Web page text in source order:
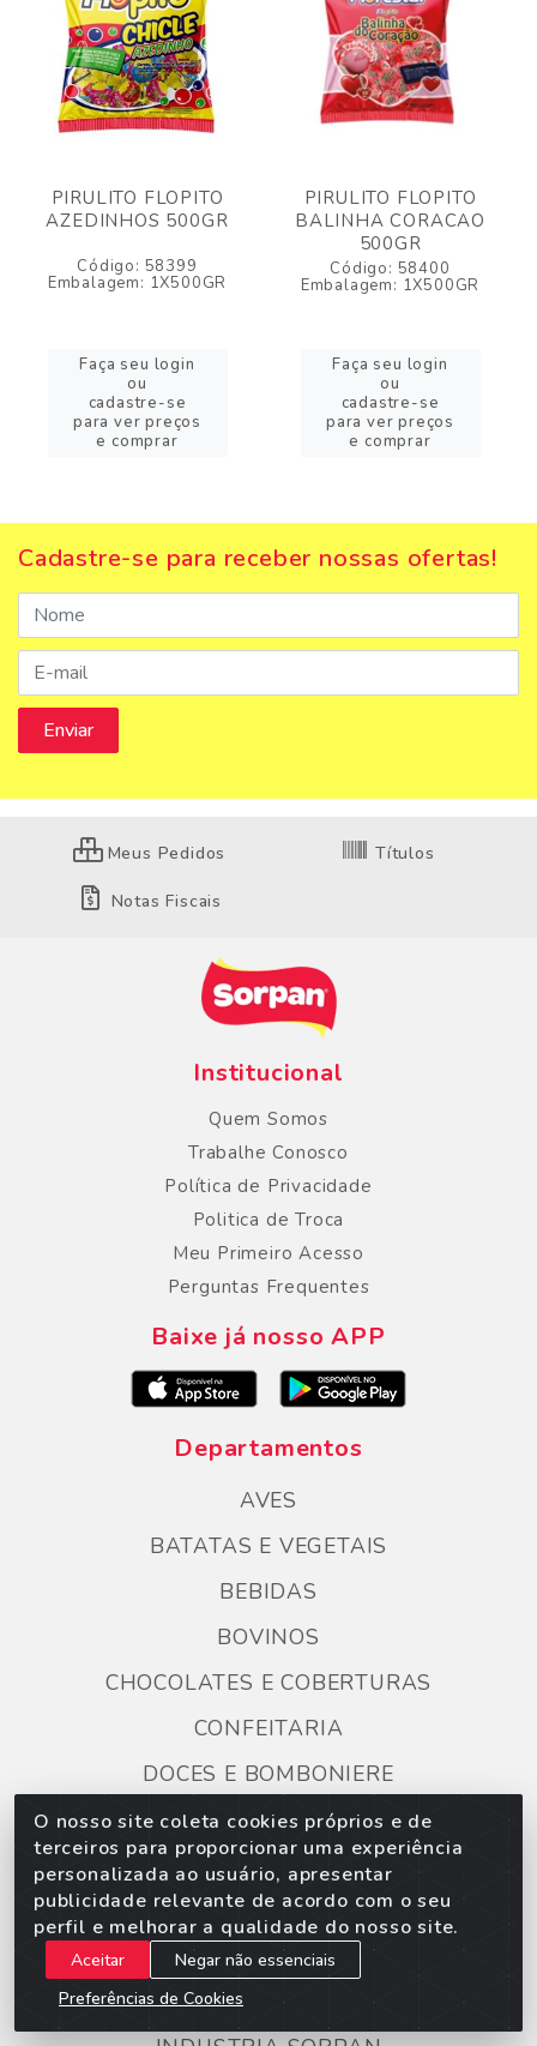
PIRULITO FLOPITO
AZEDINHOS 500GR
Código: 58399
Embalagem: 1X500GR
Faça seu login
ou
cadastre-se
para ver preços
e comprar
PIRULITO FLOPITO
BALINHA CORACAO
500GR
Código: 58400
Embalagem: 1X500GR
Faça seu login
ou
cadastre-se
para ver preços
e comprar
O nosso site coleta cookies próprios e de
terceiros para proporcionar uma experiência
personalizada ao usuário, apresentar
publicidade relevante de acordo com o seu
perfil e melhorar a qualidade do nosso site.
Aceitar
Negar não essenciais
Preferências de Cookies
Cadastre-se para receber nossas ofertas!
Meus Pedidos Títulos
Notas Fiscais
Institucional
Quem Somos
Trabalhe Conosco
Política de Privacidade
Politica de Troca
Meu Primeiro Acesso
Perguntas Frequentes
Baixe já nosso APP
Departamentos
AVES
BATATAS E VEGETAIS
BEBIDAS
BOVINOS
CHOCOLATES E COBERTURAS
CONFEITARIA
DOCES E BOMBONIERE
EMBALAGENS E DESCARTÁVEIS
FESTA E DECORAÇÃO
HAMBÚRGUER E EMBUTIDOS
HIGIENE E PERFUMARIA
HORTIFRUTI